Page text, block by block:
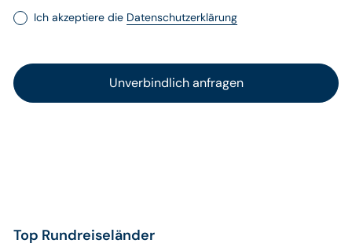
Ich akzeptiere die Datenschutzerklärung
Top Rundreiseländer